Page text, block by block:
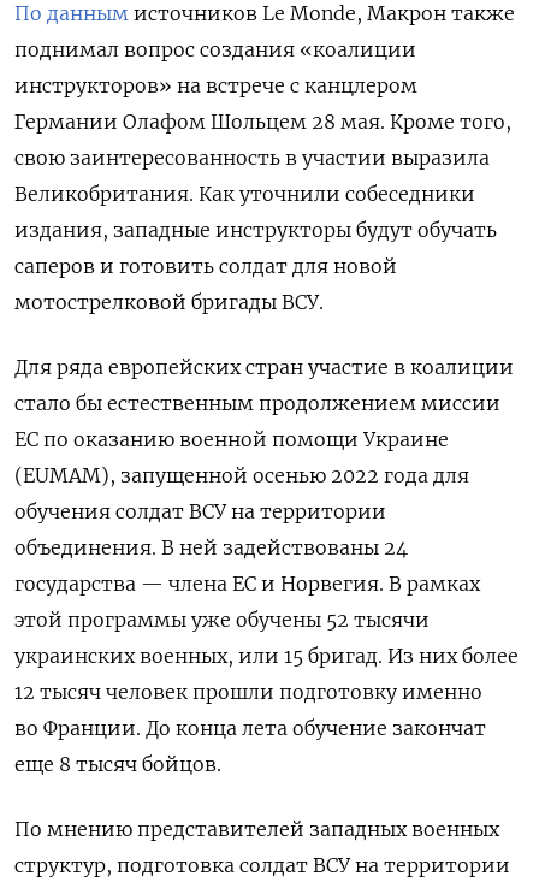
По данным источников Le Monde, Макрон также
поднимал вопрос создания «коалиции
инструкторов» на встрече с канцлером
Германии Олафом Шольцем 28 мая. Кроме того,
свою заинтересованность в участии выразила
Великобритания. Как уточнили собеседники
издания, западные инструкторы будут обучать
саперов и готовить солдат для новой
мотострелковой бригады ВСУ.
Для ряда европейских стран участие в коалиции
стало бы естественным продолжением миссии
ЕС по оказанию военной помощи Украине
(EUMAM), запущенной осенью 2022 года для
обучения солдат ВСУ на территории
объединения. В ней задействованы 24
государства — члена ЕС и Норвегия. В рамках
этой программы уже обучены 52 тысячи
украинских военных, или 15 бригад. Из них более
12 тысяч человек прошли подготовку именно
во Франции. До конца лета обучение закончат
еще 8 тысяч бойцов.
По мнению представителей западных военных
структур, подготовка солдат ВСУ на территории